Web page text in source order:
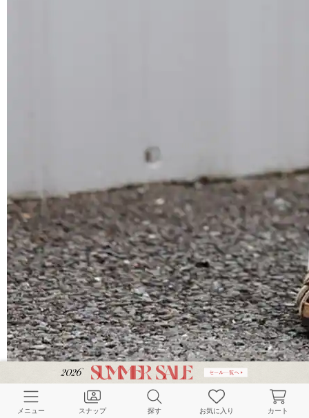
FRAMeWORK
≪洗濯機洗い可≫コットンナイロンタックパンツ
ホワイト | 34
メニュー スナップ 探す お気に入り カート